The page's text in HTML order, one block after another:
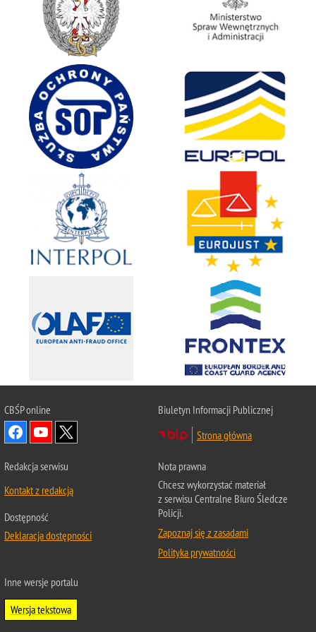
CBŚPonline
Biuletyn Informacji Publicznej
Strona główna
Redakcja serwisu
Kontakt z redakcją
Dostępność
Deklaracja dostępności
Nota prawna
Chcesz wykorzystać materiał
z serwisu Centralne Biuro Śledcze
Policji.
Zapoznaj się z zasadami
Polityka prywatności
Inne wersje portalu
Wersja tekstowa